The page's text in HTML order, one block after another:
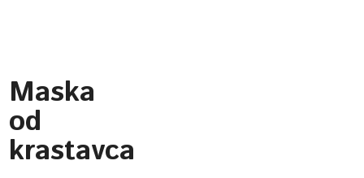
Maska
od
krastavca